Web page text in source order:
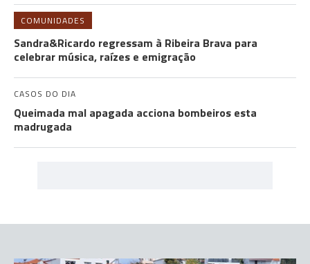
COMUNIDADES
Sandra&Ricardo regressam à Ribeira Brava para
celebrar música, raízes e emigração
CASOS DO DIA
Queimada mal apagada acciona bombeiros esta
madrugada